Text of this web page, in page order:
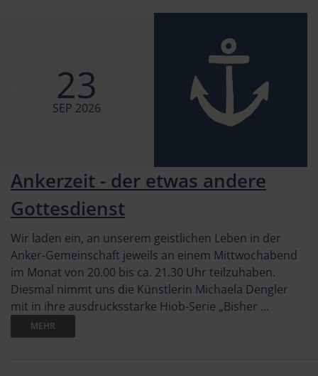
23
SEP 2026
Ankerzeit - der etwas andere
Gottesdienst
Wir laden ein, an unserem geistlichen Leben in der
Anker-Gemeinschaft jeweils an einem Mittwochabend
im Monat von 20.00 bis ca. 21.30 Uhr teilzuhaben.
Diesmal nimmt uns die Künstlerin Michaela Dengler
mit in ihre ausdrucksstarke Hiob-Serie „Bisher ...
MEHR